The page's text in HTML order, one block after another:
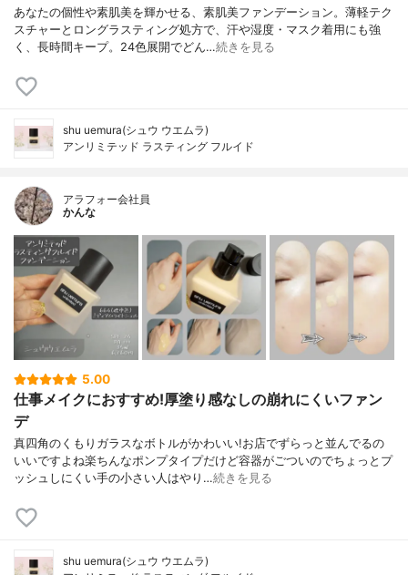
あなたの個性や素肌美を輝かせる、素肌美ファンデーション。薄軽テク
スチャーとロングラスティング処方で、汗や湿度・マスク着用にも強
く、長時間キープ。24色展開でどん…続きを見る
shu uemura(シュウ ウエムラ)
アンリミテッド ラスティング フルイド
アラフォー会社員
かんな
5.00
仕事メイクにおすすめ!厚塗り感なしの崩れにくいファン
デ
真四角のくもりガラスなボトルがかわいい!お店でずらっと並んでるの
いいですよね楽ちんなポンプタイプだけど容器がごついのでちょっとプ
ッシュしにくい手の小さい人はやり…続きを見る
shu uemura(シュウ ウエムラ)